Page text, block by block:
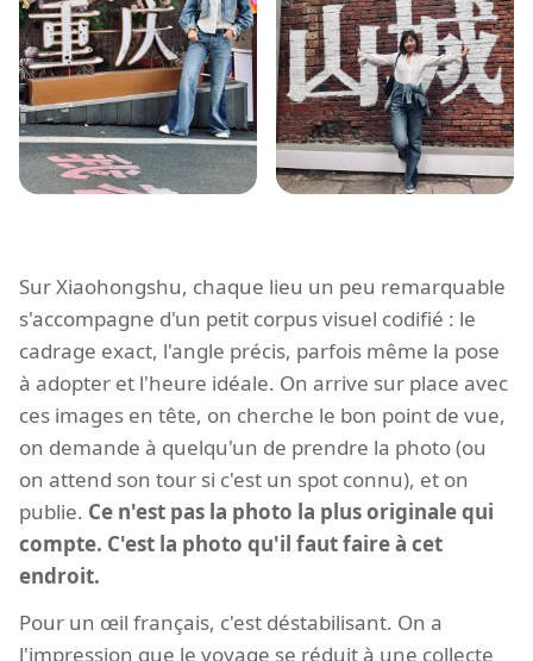
Sur Xiaohongshu, chaque lieu un peu remarquable
s'accompagne d'un petit corpus visuel codifié : le
cadrage exact, l'angle précis, parfois même la pose
à adopter et l'heure idéale. On arrive sur place avec
ces images en tête, on cherche le bon point de vue,
on demande à quelqu'un de prendre la photo (ou
on attend son tour si c'est un spot connu), et on
publie. Ce n'est pas la photo la plus originale qui
compte. C'est la photo qu'il faut faire à cet
endroit.
Pour un œil français, c'est déstabilisant. On a
l'impression que le voyage se réduit à une collecte